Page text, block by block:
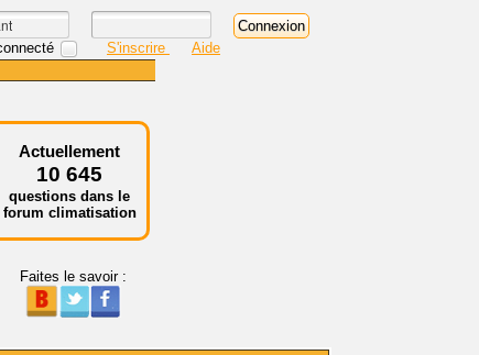
S'inscrire Aide
Actuellement
10 645
questions dans le
forum climatisation
Faites le savoir :